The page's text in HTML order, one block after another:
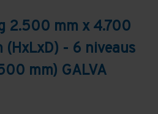
2.500 mm x 4.700
(HxLxD) - 6 niveaus
mm) GALVA